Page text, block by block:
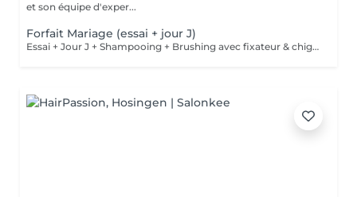
et son équipe d'exper...
Forfait Mariage (essai + jour J)
Essai + Jour J + Shampooing + Brushing avec fixateur & chignon